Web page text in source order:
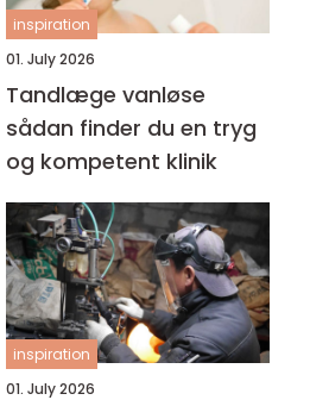
inspiration
01. July 2026
Tandlæge vanløse
sådan finder du en tryg
og kompetent klinik
inspiration
01. July 2026